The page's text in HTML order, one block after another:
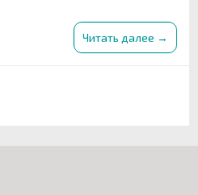
Читать далее →